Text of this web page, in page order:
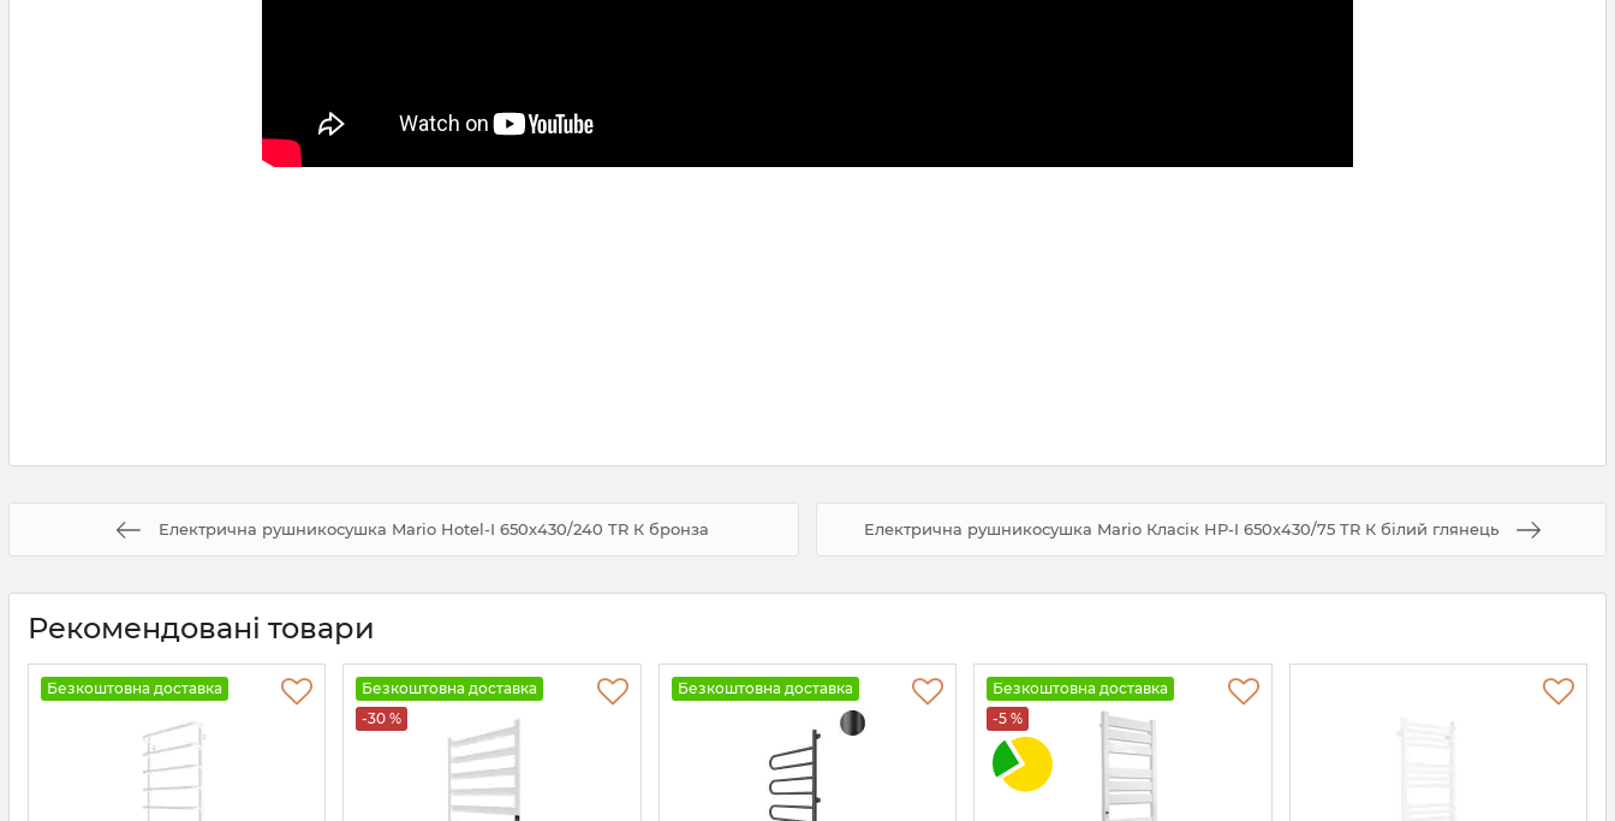
Електрична рушникосушка Mario Hotel-І 650х430/240 TR К бронза Електрична рушникосушка Mario Класік НР-I 650х430/75 TR К білий глянець
Рекомендовані товари
Безкоштовна доставка
Безкоштовна доставка
-30 %
Безкоштовна доставка
Безкоштовна доставка
-5 %